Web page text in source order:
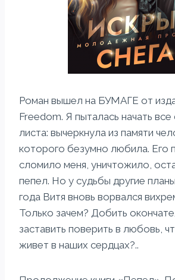
Роман вышел на БУМАГЕ от
Freedom. Я пыталась начать все
листа: вычеркнула из памяти
которого безумно любила. Его
сломило меня, уничтожило,
пепел. Но у судьбы другие
года Витя вновь ворвался
Только зачем? Добить
заставить поверить в любовь,
живет в наших сердцах?..